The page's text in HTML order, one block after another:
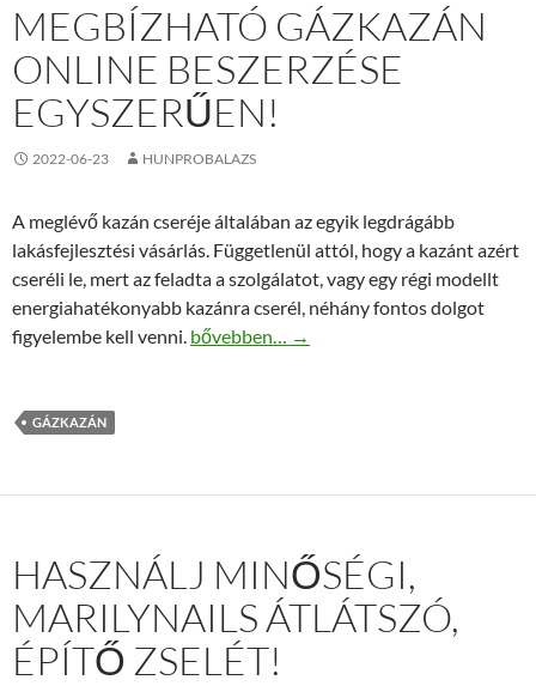
MEGBÍZHATÓ GÁZKAZÁN
ONLINE BESZERZÉSE
EGYSZERŰEN!
2022-06-23 HUNPROBALAZS
A meglévő kazán cseréje általában az egyik legdrágább
lakásfejlesztési vásárlás. Függetlenül attól, hogy a kazánt azért
cseréli le, mert az feladta a szolgálatot, vagy egy régi modellt
energiahatékonyabb kazánra cserél, néhány fontos dolgot
figyelembe kell venni. Megbízható gázkazán online beszerzése
bővebben… →
GÁZKAZÁN
HASZNÁLJ MINŐSÉGI,
MARILYNAILS ÁTLÁTSZÓ,
ÉPÍTŐ ZSELÉT!